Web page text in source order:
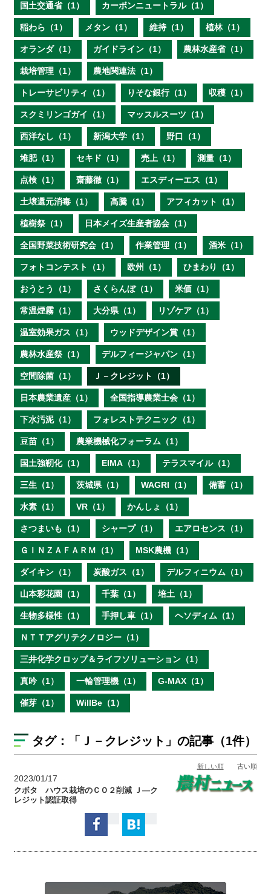
国土交通省（1） カーボンニュートラル（1）
稲わら（1） メタン（1） 維持（1） 植林（1）
オランダ（1） ガイドライン（1） 農林水産省（1）
栽培管理（1） 農地関連法（1）
トレーサビリティ（1） りそな銀行（1） 収穫（1）
スクミリンゴガイ（1） マッスルスーツ（1）
西洋なし（1） 新潟大学（1） 野口（1）
堆肥（1） セキド（1） 売上（1） 測量（1）
点検（1） 齋藤徹（1） エスディーエス（1）
土壌還元消毒（1） 高騰（1） アフィカット（1）
植樹祭（1） 日本メイズ生産者協会（1）
全国野菜技術研究会（1） 作業管理（1） 酒米（1）
フォトコンテスト（1） 欧州（1） ひまわり（1）
おうとう（1） さくらんぼ（1） 米価（1）
常温煙霧（1） 大分県（1） リゾケア（1）
温室効果ガス（1） ウッドデザイン賞（1）
農林水産祭（1） デルフィージャパン（1）
空間除菌（1） Ｊ－クレジット（1）
日本農業遺産（1） 全国指導農業士会（1）
下水汚泥（1） フォレストテクニック（1）
豆苗（1） 農業機械化フォーラム（1）
国土強靭化（1） EIMA（1） テラスマイル（1）
三生（1） 茨城県（1） WAGRI（1） 備蓄（1）
水素（1） VR（1） かんしょ（1）
さつまいも（1） シャープ（1） エアロセンス（1）
ＧＩＮＺＡＦＡＲＭ（1） MSK農機（1）
ダイキン（1） 炭酸ガス（1） デルフィニウム（1）
山本彩花園（1） 千葉（1） 培土（1）
生物多様性（1） 手押し車（1） ヘソディム（1）
ＮＴＴアグリテクノロジー（1）
三井化学クロップ＆ライフソリューション（1）
真吟（1） 一輪管理機（1） G-MAX（1）
催芽（1） WillBe（1）
タグ： 「Ｊ－クレジット」の記事（1件）
新しい順 古い順
2023/01/17
クボタ ハウス栽培のＣＯ２削減 Ｊ―ク
レジット認証取得